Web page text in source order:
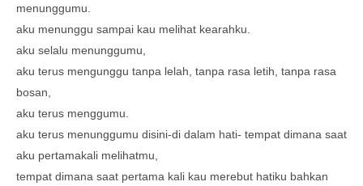
menunggumu.
aku menunggu sampai kau melihat kearahku.
aku selalu menunggumu,
aku terus mengunggu tanpa lelah, tanpa rasa letih, tanpa rasa
bosan,
aku terus menggumu.
aku terus menunggumu disini-di dalam hati- tempat dimana saat
aku pertamakali melihatmu,
tempat dimana saat pertama kali kau merebut hatiku bahkan